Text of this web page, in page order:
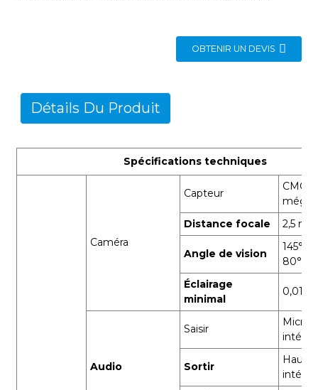
OBTENIR UN DEVIS
Détails Du Produit
Spécifications techniques
Caméra
Capteur
CMOS
Distance focale
2,5
Angle de vision
80°(V)
Éclairage
minimal
0,01
Audio
Saisir
intégré
Sortir
Haut-
intégré